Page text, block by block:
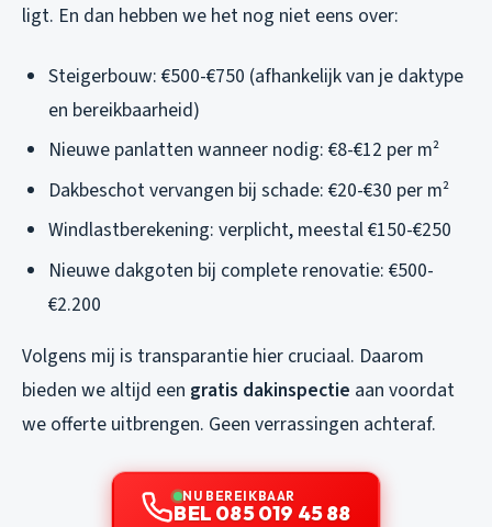
ligt. En dan hebben we het nog niet eens over:
Steigerbouw: €500-€750 (afhankelijk van je daktype
en bereikbaarheid)
Nieuwe panlatten wanneer nodig: €8-€12 per m²
Dakbeschot vervangen bij schade: €20-€30 per m²
Windlastberekening: verplicht, meestal €150-€250
Nieuwe dakgoten bij complete renovatie: €500-
€2.200
Volgens mij is transparantie hier cruciaal. Daarom
bieden we altijd een gratis dakinspectie aan voordat
we offerte uitbrengen. Geen verrassingen achteraf.
NU BEREIKBAAR
BEL 085 019 45 88